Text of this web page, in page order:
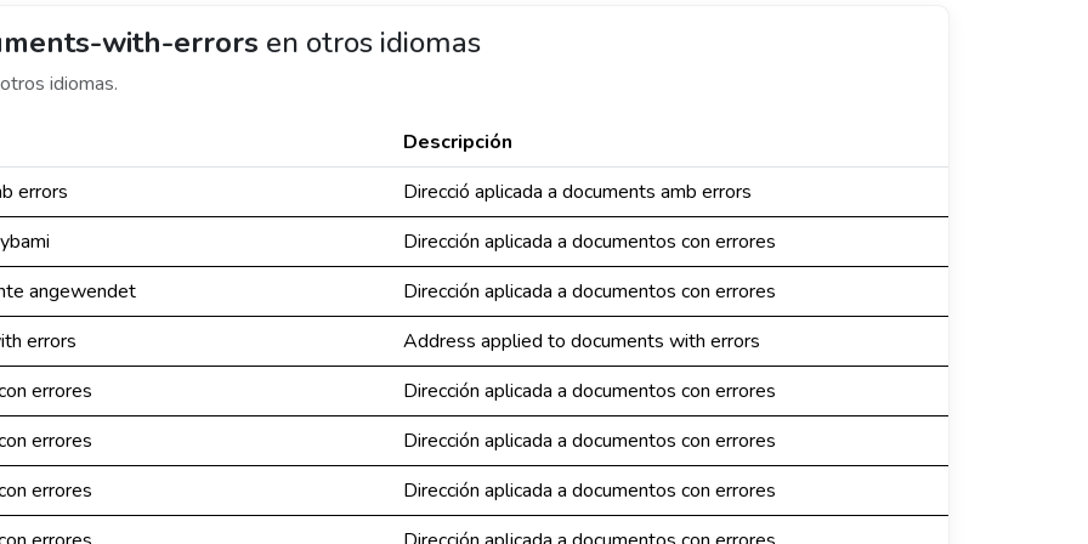
with-errors en otros idiomas
idiomas.
Descripción
errors
Direcció aplicada a documents amb errors
Dirección aplicada a documentos con errores
angewendet
Dirección aplicada a documentos con errores
errors
Address applied to documents with errors
errores
Dirección aplicada a documentos con errores
errores
Dirección aplicada a documentos con errores
errores
Dirección aplicada a documentos con errores